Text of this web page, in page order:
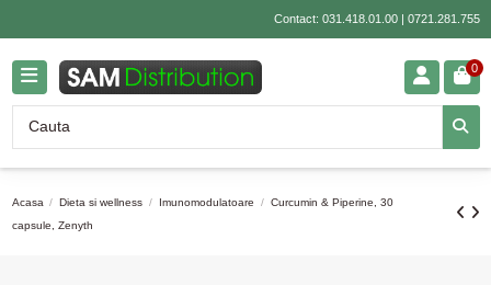
Contact: 031.418.01.00| 0721.281.755
0
Acasa Dieta si wellness Imunomodulatoare
Curcumin & Piperine, 30
capsule, Zenyth